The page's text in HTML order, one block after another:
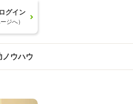
グイン
ジへ）
ノウハウ